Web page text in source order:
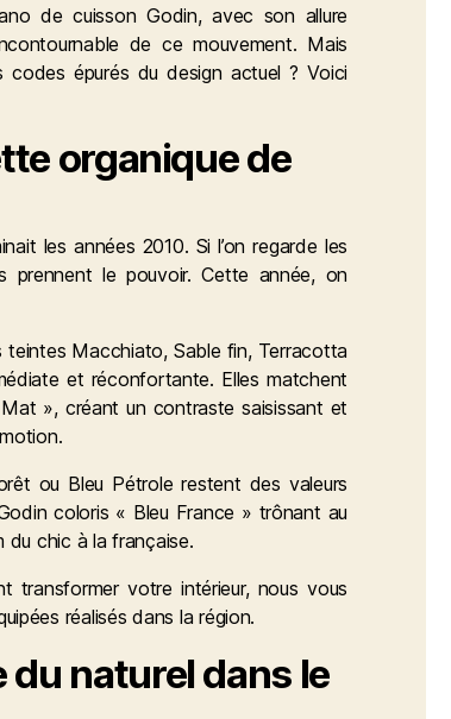
de cuisson Godin, avec son allure
de ce mouvement. Mais
épurés du design actuel ? Voici
organique de
les années 2010. Si l’on regarde les
prennent le pouvoir. Cette année, on
teintes Macchiato, Sable fin, Terracotta
et réconfortante. Elles matchent
», créant un contraste saisissant et
ou Bleu Pétrole restent des valeurs
coloris « Bleu France » trônant au
du chic à la française.
transformer votre intérieur, nous vous
réalisés dans la région.
du naturel dans le